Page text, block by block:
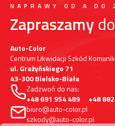
NAPRAWY OD A DO
Zapraszamy
Auto-Color
Centrum Likwidacji Szkód
ul. Grażyńskiego 71
43-300 Bielsko-Biała
Zadzwoń do nas:
+48 691 954 489
+48
biuro@auto-color.pl
szkody@auto-color.pl